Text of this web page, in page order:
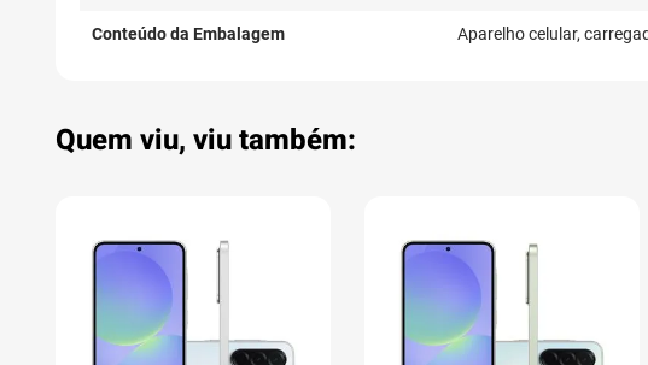
Conteúdo da Embalagem Aparelho celular,
Quem viu, viu também: